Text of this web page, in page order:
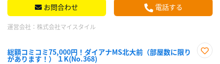
お問合わせ 電話する
運営会社： 株式会社マイスタイル
総額コミコミ75,000円！ダイアナMS北大前（部屋数に限り
があります！） １K(No.368)